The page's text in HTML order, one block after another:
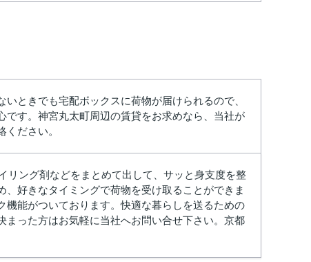
ときでも宅配ボックスに荷物が届けられるので、
す。神宮丸太町周辺の賃貸をお求めなら、当社が
ださい。
リング剤などをまとめて出して、サッと身支度を整
好きなタイミングで荷物を受け取ることができま
能がついております。快適な暮らしを送るための
った方はお気軽に当社へお問い合せ下さい。京都